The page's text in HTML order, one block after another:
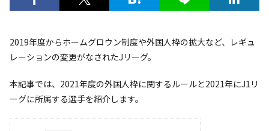
2019年度からホームグロウン制度や外国人枠の拡大など、レギュ
レーションの変更がなされたJリーグ。
本記事では、2021年度の外国人枠に関するルールと2021年にJ1リ
ーグに所属する選手を紹介します。